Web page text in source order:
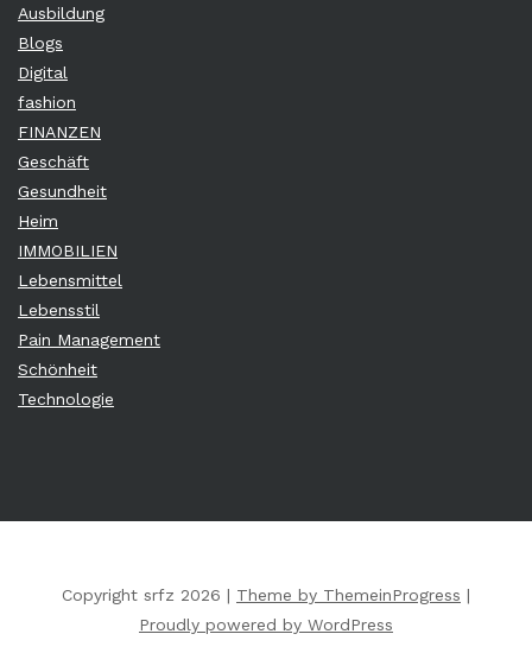
Ausbildung
Blogs
Digital
fashion
FINANZEN
Geschäft
Gesundheit
Heim
IMMOBILIEN
Lebensmittel
Lebensstil
Pain Management
Schönheit
Technologie
Copyright srfz 2026 | Theme by ThemeinProgress |
Proudly powered by WordPress